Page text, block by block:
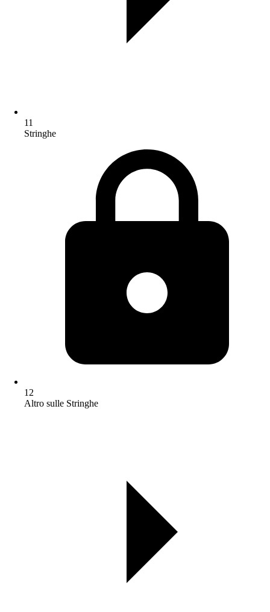
11
Stringhe
12
Altro sulle Stringhe